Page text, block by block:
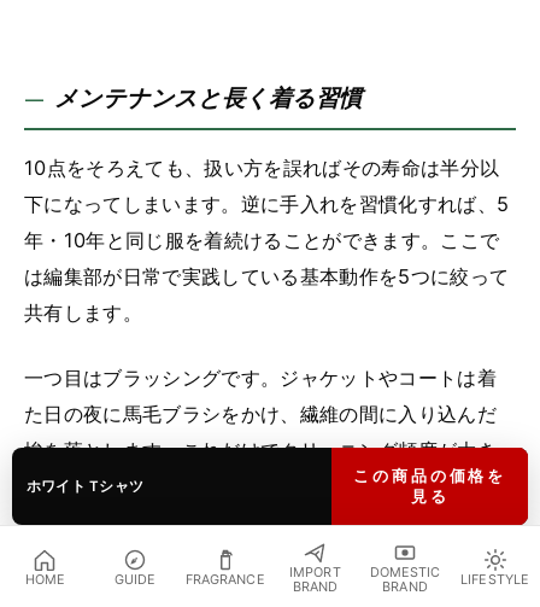
メンテナンスと長く着る習慣
10点をそろえても、扱い方を誤ればその寿命は半分以
下になってしまいます。逆に手入れを習慣化すれば、5
年・10年と同じ服を着続けることができます。ここで
は編集部が日常で実践している基本動作を5つに絞って
共有します。
一つ目はブラッシングです。ジャケットやコートは着
た日の夜に馬毛ブラシをかけ、繊維の間に入り込んだ
埃を落とします。これだけでクリーニング頻度が大き
く下がります。二つ目はハンガーです。肩の厚みに
合った木製ハンガーを使い、肩線を崩さないようにし
ます。針金ハンガーで長期保管するのは、寿命を縮め
る最短ルートになってしまいます。
ホワイト Tシャツ
この商品の価格を
見る
おすすめ商品を見る
HOME GUIDE FRAGRANCE
IMPORT
BRAND
DOMESTIC
BRAND
LIFESTYLE